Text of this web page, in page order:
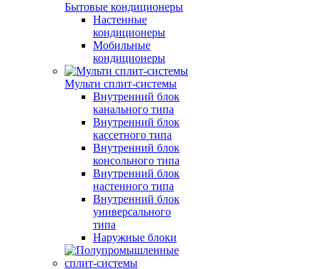
Бытовые кондиционеры
Настенные
кондиционеры
Мобильные
кондиционеры
Мульти сплит-системы
Внутренний блок
канального типа
Внутренний блок
кассетного типа
Внутренний блок
консольного типа
Внутренний блок
настенного типа
Внутренний блок
универсального
типа
Наружные блоки